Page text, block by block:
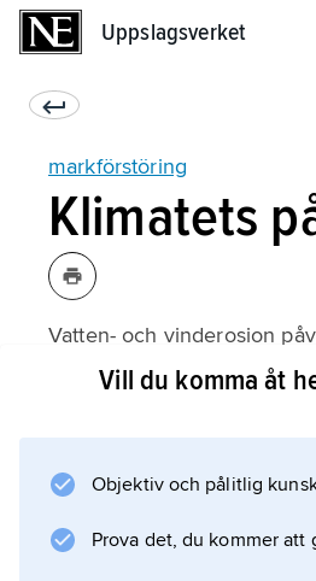
Uppslagsverket
markförstöring
Klimatets
Vatten- och vinderosion
klimatet. Jordens torra
vegetation som skyddar
vindens och
Vill du komma åt
Objektiv och pålitlig
Prova det, du kommer att